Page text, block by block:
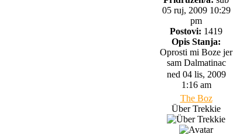
05 ruj, 2009 10:29
pm
Postovi: 1419
Opis Stanja:
Oprosti mi Boze jer
sam Dalmatinac
ned 04 lis, 2009
1:16 am
The Boz
Über Trekkie